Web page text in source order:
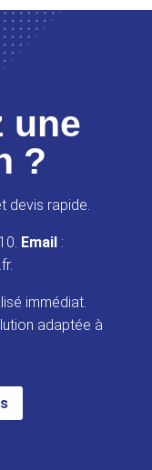
une
?
devis rapide.
Email :
immédiat.
adaptée à